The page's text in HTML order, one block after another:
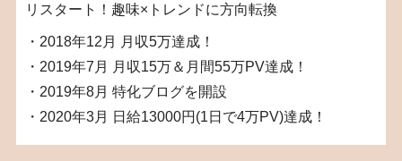
リスタート！趣味×トレンドに方向転換
・2018年12月 月収5万達成！
・2019年7月 月収15万＆月間55万PV達成！
・2019年8月 特化ブログを開設
・2020年3月 日給13000円(1日で4万PV)達成！